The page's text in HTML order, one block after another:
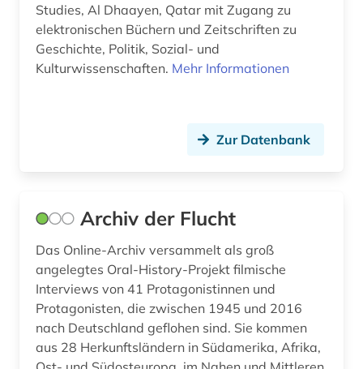
geschichte 1930 - (1)
geschichte 1937-1984 (1)
geschichte 1973-1995 (1)
geschichte des theater (1)
geschichtsbild (2)
geschichtswissenschaft (1)
geschlechterforschung (1)
gesellschaft (1)
Studies, Al Dhaayen, Qatar mit Zugang zu
elektronischen Büchern und Zeitschriften zu
Geschichte, Politik, Sozial- und
Kulturwissenschaften. Mehr Informationen
Zur Datenbank
Archiv der Flucht
Das Online-Archiv versammelt als groß
angelegtes Oral-History-Projekt filmische
Interviews von 41 Protagonistinnen und
Protagonisten, die zwischen 1945 und 2016
nach Deutschland geflohen sind. Sie kommen
aus 28 Herkunftsländern in Südamerika, Afrika,